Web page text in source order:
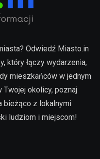
Odwiedź Miasto.in
który łączy wydarzenia,
mieszkańców w jednym
Twojej okolicy, poznaj
bieżąco z lokalnymi
ludziom i miejscom!